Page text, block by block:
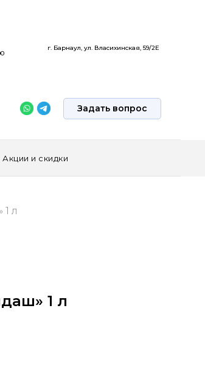
г. Барнаул, ул. Власихинская, 59/2Е
Задать вопрос
Акции и скидки
л
1 л